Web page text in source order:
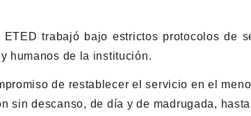
trabajó bajo estrictos protocolos de
humanos de la institución.
de restablecer el servicio en el
sin descanso, de día y de madrugada,